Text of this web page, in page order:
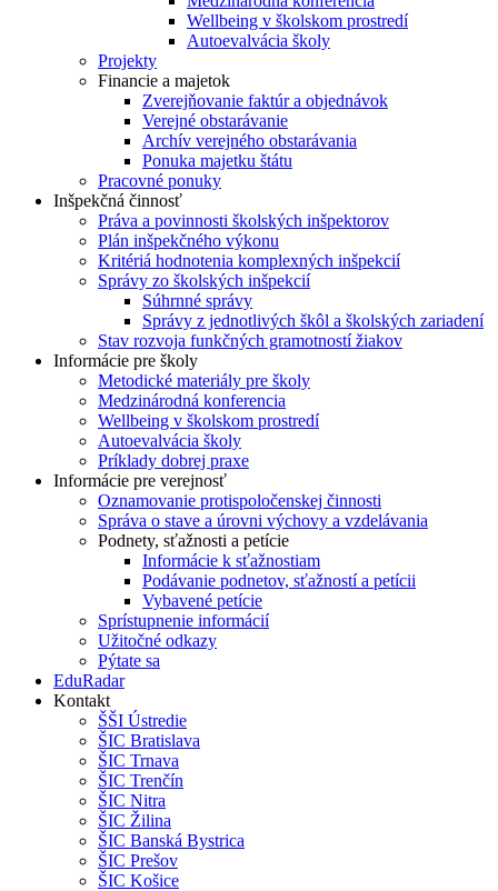
Wellbeing v školskom prostredí
Autoevalvácia školy
Projekty
Financie a majetok
Zverejňovanie faktúr a objednávok
Verejné obstarávanie
Archív verejného obstarávania
Ponuka majetku štátu
Pracovné ponuky
Inšpekčná činnosť
Práva a povinnosti školských inšpektorov
Plán inšpekčného výkonu
Kritériá hodnotenia komplexných inšpekcií
Správy zo školských inšpekcií
Súhrnné správy
Správy z jednotlivých škôl a školských zariadení
Stav rozvoja funkčných gramotností žiakov
Informácie pre školy
Metodické materiály pre školy
Medzinárodná konferencia
Wellbeing v školskom prostredí
Autoevalvácia školy
Príklady dobrej praxe
Informácie pre verejnosť
Oznamovanie protispoločenskej činnosti
Správa o stave a úrovni výchovy a vzdelávania
Podnety, sťažnosti a petície
Informácie k sťažnostiam
Podávanie podnetov, sťažností a petícii
Vybavené petície
Sprístupnenie informácií
Užitočné odkazy
Pýtate sa
EduRadar
Kontakt
ŠŠI Ústredie
ŠIC Bratislava
ŠIC Trnava
ŠIC Trenčín
ŠIC Nitra
ŠIC Žilina
ŠIC Banská Bystrica
ŠIC Prešov
ŠIC Košice